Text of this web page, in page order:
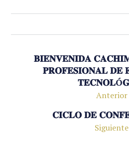
𝐁𝐈𝐄𝐍𝐕𝐄𝐍𝐈𝐃𝐀
𝐏𝐑𝐎𝐅𝐄𝐒𝐈𝐎𝐍𝐀𝐋 𝐃𝐄
Anterior
𝐂𝐈𝐂𝐋𝐎 𝐃𝐄
Siguiente